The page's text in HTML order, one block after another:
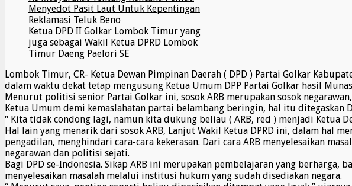
Ketua DPD II Golkar Lombok Timur yang
juga sebagai Wakil Ketua DPRD Lombok
Timur Daeng Paelori SE
Lombok Timur, CR- Ketua Dewan Pimpinan Daerah ( DPD ) Partai Golkar
dalam waktu dekat tetap mengusung Ketua Umum DPP Partai Golkar hasil
Menurut politisi senior Partai Golkar ini, sosok ARB merupakan sosok
Ketua Umum demi kemaslahatan partai belambang beringin, hal itu ditegaskan
“ Kita tidak condong lagi, namun kita dukung beliau ( ARB, red ) menjadi Ketua
Hal lain yang menarik dari sosok ARB, Lanjut Wakil Ketua DPRD ini, dalam hal
pengadilan, menghindari cara-cara kekerasan. Dari cara ARB menyelesaikan
negarawan dan politisi sejati.
Bagi DPD se-Indonesia. Sikap ARB ini merupakan pembelajaran yang
menyelesaikan masalah melalui institusi hukum yang sudah disediakan negara.